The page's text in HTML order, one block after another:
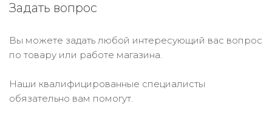
Задать вопрос
Вы можете задать любой интересующий вас вопрос
по товару или работе магазина.
Наши квалифицированные специалисты
обязательно вам помогут.